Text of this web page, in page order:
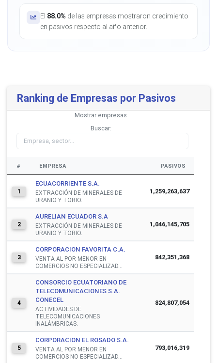
El 88.0% de las empresas mostraron crecimiento
en pasivos respecto al año anterior.
Ranking de Empresas por Pasivos
Mostrar empresas
Buscar:
# EMPRESA PASIVOS
1
ECUACORRIENTE S.A.
EXTRACCIÓN DE MINERALES DE
URANIO Y TORIO.
1,259,263,637
2
AURELIAN ECUADOR S.A
EXTRACCIÓN DE MINERALES DE
URANIO Y TORIO.
1,046,145,705
3
CORPORACION FAVORITA C.A.
VENTA AL POR MENOR EN
COMERCIOS NO ESPECIALIZAD...
842,351,368
4
CONSORCIO ECUATORIANO DE
TELECOMUNICACIONES S.A.
CONECEL
ACTIVIDADES DE
TELECOMUNICACIONES
INALÁMBRICAS.
824,807,054
5
CORPORACION EL ROSADO S.A.
VENTA AL POR MENOR EN
COMERCIOS NO ESPECIALIZAD...
793,016,319